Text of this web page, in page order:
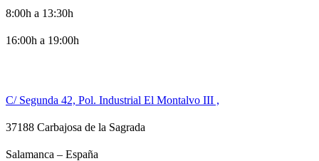
8:00h a 13:30h
16:00h a 19:00h
C/ Segunda 42, Pol. Industrial El Montalvo III ,
37188 Carbajosa de la Sagrada
Salamanca – España